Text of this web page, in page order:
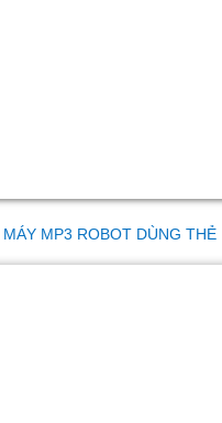
MÁY MP3 ROBOT DÙNG THẺ